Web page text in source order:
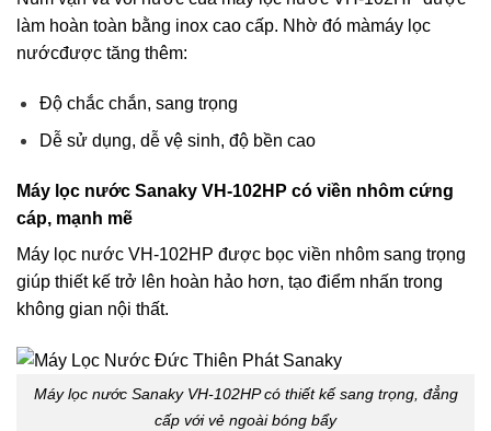
làm hoàn toàn bằng inox cao cấp. Nhờ đó màmáy lọc
nướcđược tăng thêm:
Độ chắc chắn, sang trọng
Dễ sử dụng, dễ vệ sinh, độ bền cao
Máy lọc nước Sanaky VH-102HP có viền nhôm cứng
cáp, mạnh mẽ
Máy lọc nước VH-102HP được bọc viền nhôm sang trọng
giúp thiết kế trở lên hoàn hảo hơn, tạo điểm nhấn trong
không gian nội thất.
Máy lọc nước Sanaky VH-102HP có thiết kế sang trọng, đẳng
cấp với vẻ ngoài bóng bẩy